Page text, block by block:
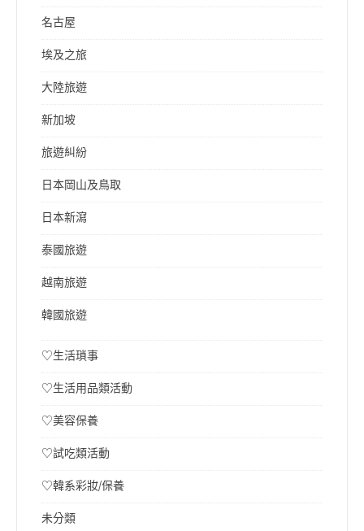
名古屋
埃及之旅
大陸旅遊
新加坡
旅遊糾紛
日本岡山及鳥取
日本新瀉
泰國旅遊
越南旅遊
韓國旅遊
♡生活瑣事
♡生活用品類活動
♡美容保養
♡試吃類活動
♡韓系彩妝/保養
未分類